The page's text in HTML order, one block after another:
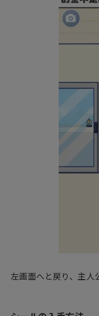
左画面へと戻り、主人